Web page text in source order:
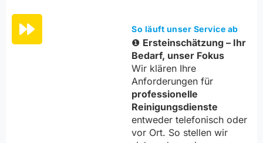
So läuft unser Service ab
❶ Ersteinschätzung – Ihr
Bedarf, unser Fokus
Wir klären Ihre
Anforderungen für
professionelle
Reinigungsdienste
entweder telefonisch oder
vor Ort. So stellen wir